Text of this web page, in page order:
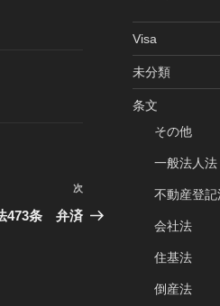
の
次
473条 弁済
Visa
未分類
条文
その他
一般法人法
不動産登記
会社法
住基法
倒産法